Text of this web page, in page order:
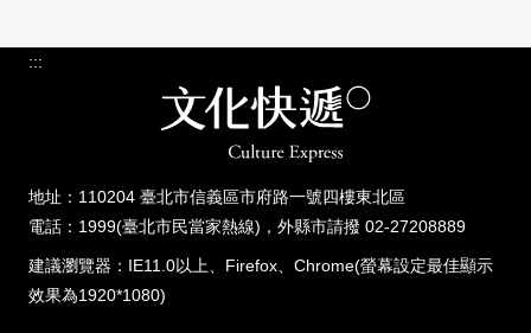
:::
地址：110204 臺北市信義區市府路一號四樓東北區
電話：1999(臺北市民當家熱線)，外縣市請撥 02-27208889
建議瀏覽器：IE11.0以上、Firefox、Chrome(螢幕設定最佳顯示
效果為1920*1080)